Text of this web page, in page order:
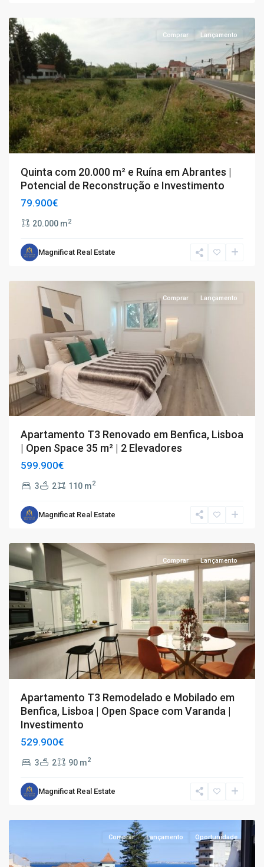
Comprar Lançamento
Quinta com 20.000 m² e Ruína em Abrantes |
Potencial de Reconstrução e Investimento
79.900€
20.000 m2
Magnificat Real Estate
T3,
Comprar Lançamento
Apartamento T3 Renovado em Benfica, Lisboa
| Open Space 35 m² | 2 Elevadores
599.900€
3 2 110 m2
Magnificat Real Estate
T3,
Comprar Lançamento
Apartamento T3 Remodelado e Mobilado em
Benfica, Lisboa | Open Space com Varanda |
Investimento
529.900€
3 2 90 m2
Magnificat Real Estate
T2,
São
Comprar Lançamento Oportunidade